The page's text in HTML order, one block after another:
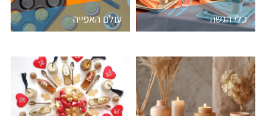
כלי הגשה עולם האפייה